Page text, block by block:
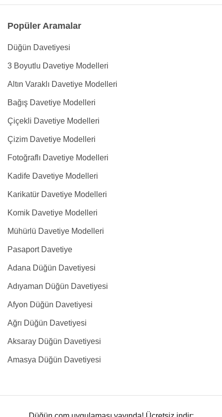
Popüler Aramalar
Düğün Davetiyesi
3 Boyutlu Davetiye Modelleri
Altın Varaklı Davetiye Modelleri
Bağış Davetiye Modelleri
Çiçekli Davetiye Modelleri
Çizim Davetiye Modelleri
Fotoğraflı Davetiye Modelleri
Kadife Davetiye Modelleri
Karikatür Davetiye Modelleri
Komik Davetiye Modelleri
Mühürlü Davetiye Modelleri
Pasaport Davetiye
Adana Düğün Davetiyesi
Adıyaman Düğün Davetiyesi
Afyon Düğün Davetiyesi
Ağrı Düğün Davetiyesi
Aksaray Düğün Davetiyesi
Amasya Düğün Davetiyesi